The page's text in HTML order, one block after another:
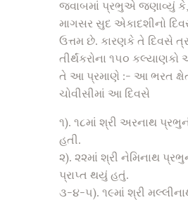
જવાબમાં પ્રભુએ જણાવ્યું કે,
માગસર સુદ એકાદશીનો દિવસ
ઉત્તમ છે. કારણકે તે દિવસે
તીર્થંકરોના ૧૫૦
તે આ પ્રમાણે :- આ ભરત
ચોવીસીમાં આ દિવસે
૧). ૧૮માં શ્રી અરનાથ
હતી.
૨). ૨૨માં શ્રી નેમિનાથ
પ્રાપ્ત થયું હતું.
૩-૪-૫). ૧૯માં શ્રી